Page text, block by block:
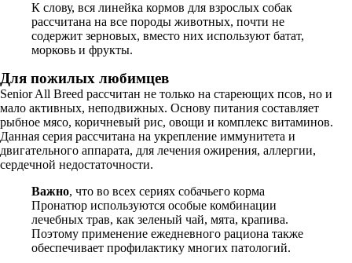
К слову, вся линейка кормов для взрослых собак
рассчитана на все породы животных, почти не
содержит зерновых, вместо них используют батат,
морковь и фрукты.
Для пожилых любимцев
Senior All Breed рассчитан не только на стареющих псов, но и
мало активных, неподвижных. Основу питания составляет
рыбное мясо, коричневый рис, овощи и комплекс витаминов.
Данная серия рассчитана на укрепление иммунитета и
двигательного аппарата, для лечения ожирения, аллергии,
сердечной недостаточности.
Важно, что во всех сериях собачьего корма
Пронатюр используются особые комбинации
лечебных трав, как зеленый чай, мята, крапива.
Поэтому применение ежедневного рациона также
обеспечивает профилактику многих патологий.